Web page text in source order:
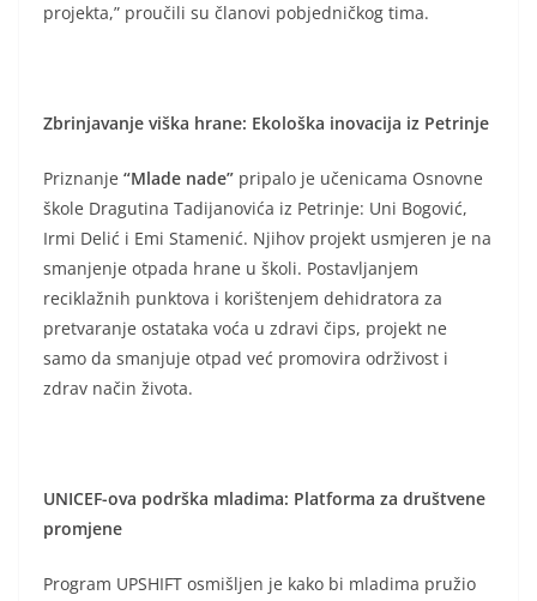
projekta,” proučili su članovi pobjedničkog tima.
Zbrinjavanje viška hrane: Ekološka inovacija iz Petrinje
Priznanje “Mlade nade” pripalo je učenicama Osnovne
škole Dragutina Tadijanovića iz Petrinje: Uni Bogović,
Irmi Delić i Emi Stamenić. Njihov projekt usmjeren je na
smanjenje otpada hrane u školi. Postavljanjem
reciklažnih punktova i korištenjem dehidratora za
pretvaranje ostataka voća u zdravi čips, projekt ne
samo da smanjuje otpad već promovira održivost i
zdrav način života.
UNICEF-ova podrška mladima: Platforma za društvene
promjene
Program UPSHIFT osmišljen je kako bi mladima pružio